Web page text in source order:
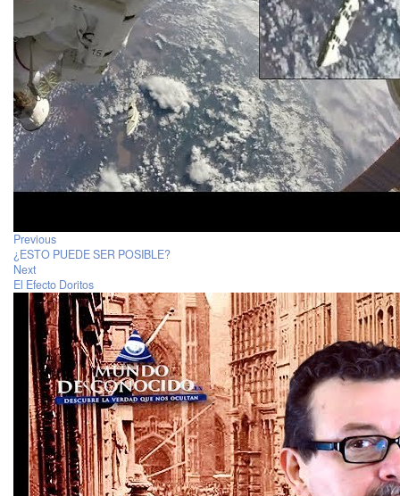
Previous
¿ESTO PUEDE SER POSIBLE?
Next
El Efecto Doritos